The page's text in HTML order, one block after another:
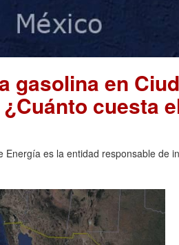
gasolina en
cuesta
Energía es la entidad responsable de